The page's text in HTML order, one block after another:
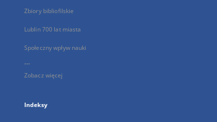
Zbiory bibliofilskie
Lublin 700 lat miasta
Społeczny wpływ nauki
...
Zobacz więcej
Indeksy